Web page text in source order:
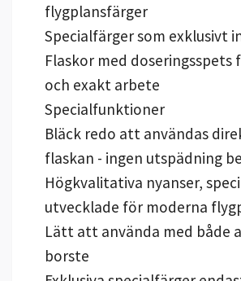
flygplansfärger
Specialfärger som exklusivt
Flaskor med doseringsspets
och exakt arbete
Specialfunktioner
Bläck redo att användas
flaskan - ingen utspädning
Högkvalitativa nyanser,
utvecklade för moderna
Lätt att använda med både
borste